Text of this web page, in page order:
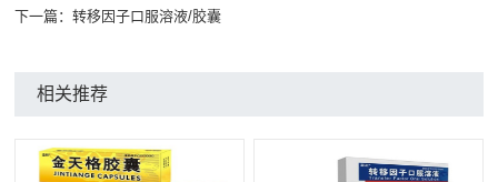
下一篇：转移因子口服溶液/胶囊
相关推荐